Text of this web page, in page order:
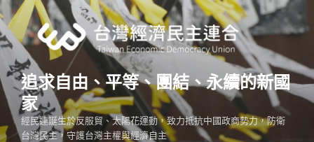
跳
至
主
內
容
追求自由、平等、團結、永續的新國
家
經民連誕生於反服貿、太陽花運動，致力抵抗中國政商勢力，防衛
台灣民主，守護台灣主權與經濟自主